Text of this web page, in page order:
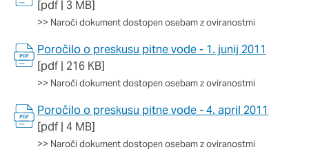
[pdf | 3 MB]
>> Naroči dokument dostopen osebam z oviranostmi
Poročilo o preskusu pitne vode - 1. junij 2011
[pdf | 216 KB]
>> Naroči dokument dostopen osebam z oviranostmi
Poročilo o preskusu pitne vode - 4. april 2011
[pdf | 4 MB]
>> Naroči dokument dostopen osebam z oviranostmi